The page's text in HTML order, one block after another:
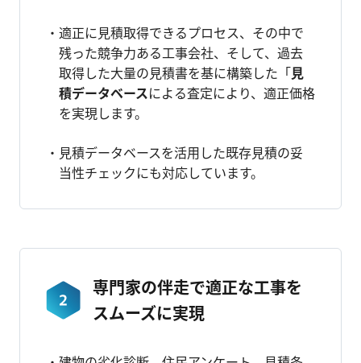
適正に見積取得できるプロセス、その中で
残った競争力ある工事会社、そして、過去
取得した大量の見積書を基に構築した「見
積データベースによる査定により、適正価格
を実現します。
見積データベースを活用した既存見積の妥
当性チェックにも対応しています。
専門家の伴走で適正な工事を
スムーズに実現